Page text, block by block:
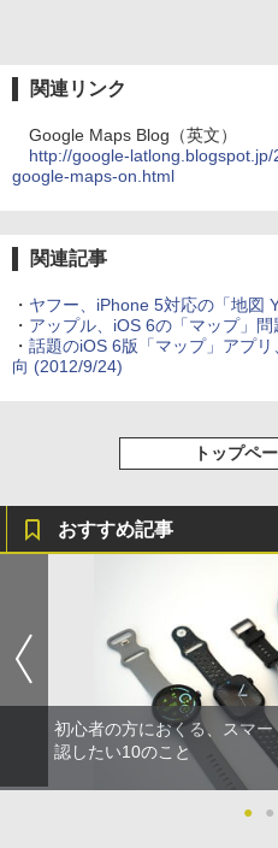
関連リンク
Google Maps Blog（英文）
http://google-
google-maps-on.html
関連記事
・ ヤフー、iPhone 5対応の「地図
・ アップル、iOS 6の「マップ」問
・ 話題のiOS 6版「マップ」アプ
向 (2012/9/24)
トップペ
おすすめ記事
初心者の方におくる、スマ
認したい10のこと
● ●